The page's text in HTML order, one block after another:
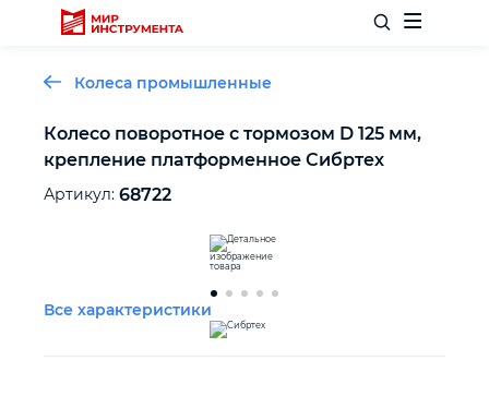
Отделочный инструмент
Столярный инструмент
Колеса промышленные
Колесо поворотное с тормозом D 125 мм,
крепление платформенное Сибртех
Артикул: 68722
Все характеристики